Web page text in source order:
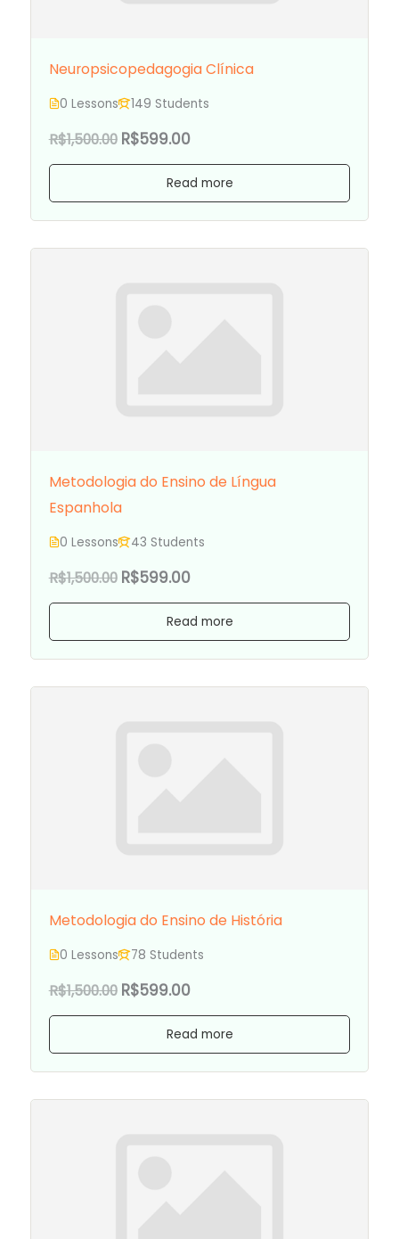
Neuropsicopedagogia Clínica
0 Lessons 149 Students
R$1,500.00 R$599.00
Read more
Metodologia do Ensino de Língua
Espanhola
0 Lessons 43 Students
R$1,500.00 R$599.00
Read more
Metodologia do Ensino de História
0 Lessons 78 Students
R$1,500.00 R$599.00
Read more